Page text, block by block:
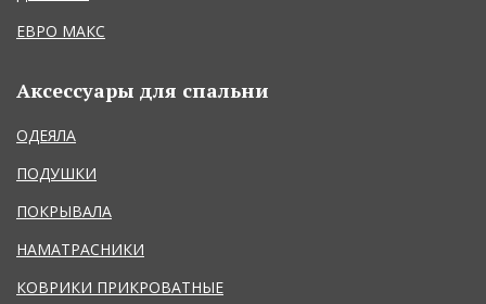
ЕВРО МАКС
Аксессуары для спальни
ОДЕЯЛА
ПОДУШКИ
ПОКРЫВАЛА
НАМАТРАСНИКИ
КОВРИКИ ПРИКРОВАТНЫЕ